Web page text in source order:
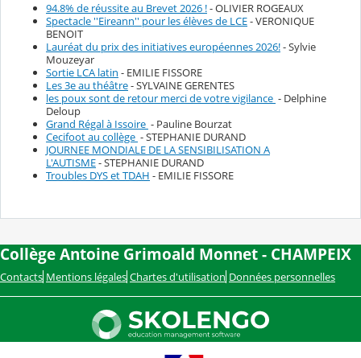
94.8% de réussite au Brevet 2026 !- OLIVIER ROGEAUX
Spectacle ''Eireann'' pour les élèves de LCE- VERONIQUE
BENOIT
Lauréat du prix des initiatives européennes 2026!- Sylvie
Mouzeyar
Sortie LCA latin - EMILIE FISSORE
Les 3e au théâtre- SYLVAINE GERENTES
les poux sont de retour merci de votre vigilance - Delphine
Deloup
Grand Régal à Issoire - Pauline Bourzat
Cecifoot au collège - STEPHANIE DURAND
JOURNEE MONDIALE DE LA SENSIBILISATION A
L'AUTISME- STEPHANIE DURAND
Troubles DYS et TDAH - EMILIE FISSORE
Collège Antoine Grimoald Monnet - CHAMPEIX
Contacts Mentions légales Chartes d'utilisation Données personnelles